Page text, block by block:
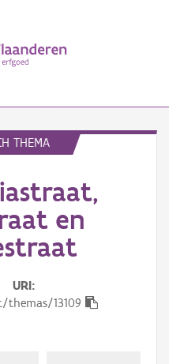
THEMA
en
URI
13109